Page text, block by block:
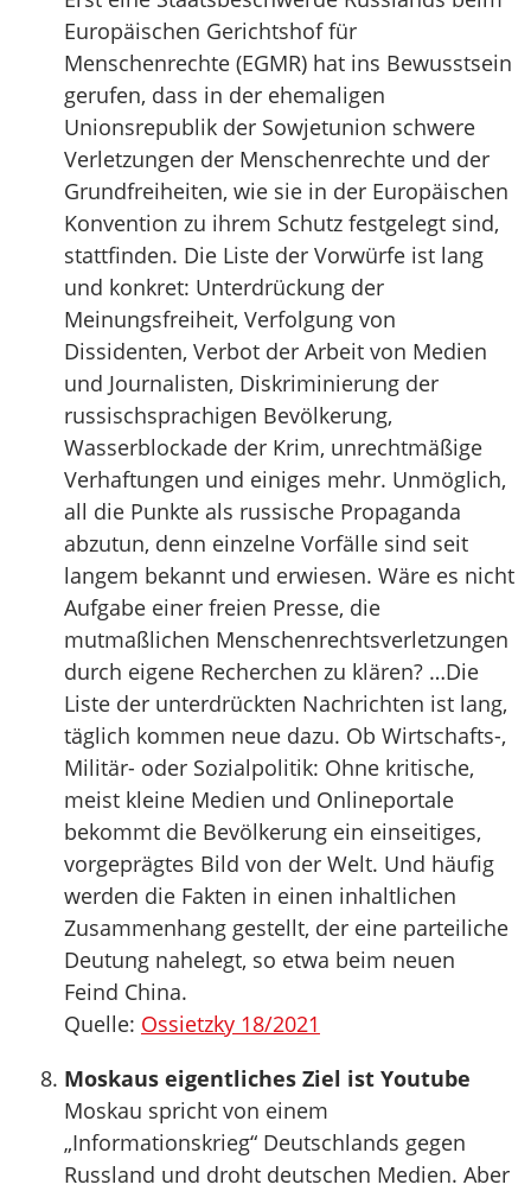
Europäischen Gerichtshof für
Menschenrechte (EGMR) hat ins Bewusstsein
gerufen, dass in der ehemaligen
Unionsrepublik der Sowjetunion schwere
Verletzungen der Menschenrechte und der
Grundfreiheiten, wie sie in der Europäischen
Konvention zu ihrem Schutz festgelegt sind,
stattfinden. Die Liste der Vorwürfe ist lang
und konkret: Unterdrückung der
Meinungsfreiheit, Verfolgung von
Dissidenten, Verbot der Arbeit von Medien
und Journalisten, Diskriminierung der
russischsprachigen Bevölkerung,
Wasserblockade der Krim, unrechtmäßige
Verhaftungen und einiges mehr. Unmöglich,
all die Punkte als russische Propaganda
abzutun, denn einzelne Vorfälle sind seit
langem bekannt und erwiesen. Wäre es nicht
Aufgabe einer freien Presse, die
mutmaßlichen Menschenrechtsverletzungen
durch eigene Recherchen zu klären? …Die
Liste der unterdrückten Nachrichten ist lang,
täglich kommen neue dazu. Ob Wirtschafts-,
Militär- oder Sozialpolitik: Ohne kritische,
meist kleine Medien und Onlineportale
bekommt die Bevölkerung ein einseitiges,
vorgeprägtes Bild von der Welt. Und häufig
werden die Fakten in einen inhaltlichen
Zusammenhang gestellt, der eine parteiliche
Deutung nahelegt, so etwa beim neuen
Feind China.
Quelle: Ossietzky 18/2021
Moskaus eigentliches Ziel ist Youtube
Moskau spricht von einem
„Informationskrieg“ Deutschlands gegen
Russland und droht deutschen Medien. Aber